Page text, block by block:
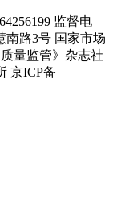
监督电
南路3号 国家市场
量监管》杂志社
京ICP备